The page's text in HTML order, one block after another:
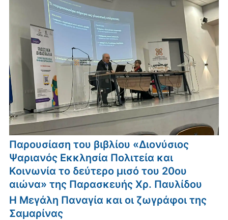
Παρουσίαση του βιβλίου «Διονύσιος
Ψαριανός Εκκλησία Πολιτεία και
Κοινωνία το δεύτερο μισό του 20ου
αιώνα» της Παρασκευής Χρ. Παυλίδου
Η Μεγάλη Παναγία και οι ζωγράφοι της
Σαμαρίνας